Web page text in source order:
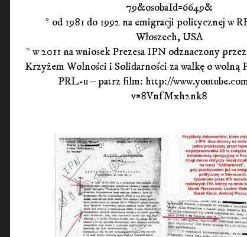
79&osobaId=6649&
* od 1981 do 1992 na emigracji politycznej w
Włoszech, USA
* w 2011 na wniosek Prezesa IPN odznaczony
Krzyżem Wolności i Solidarności za walkę o wolną
PRL-u – patrz film: http://
v=8VnfMxh2nk8